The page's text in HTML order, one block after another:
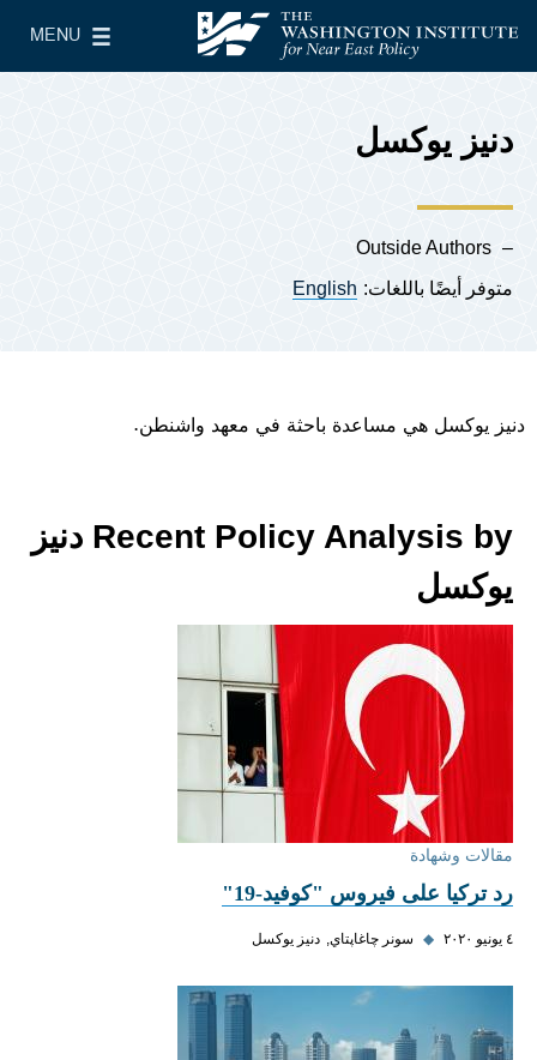
معهد واشنطن لسياسات الشرق الأدنى
MENU
Main Menu
دنيز يوكسل
Outside Authors
متوفر أيضًا باللغات: English
دنيز يوكسل هي مساعدة باحثة في معهد واشنطن.
Recent Policy Analysis by دنيز
يوكسل
مقالات وشهادة
رد تركيا على فيروس "كوفيد-19"
٤ يونيو ٢٠٢٠ ◆ سونر چاغاپتاي دنيز يوكسل